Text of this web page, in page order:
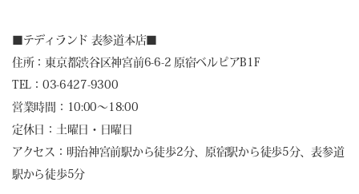
テディランド 表参道本店
住所：東京都渋谷区神宮前6-6-2 原宿ベルピアB1F
TEL：03-6427-9300
営業時間：10:00～18:00
定休日：土曜日・日曜日
アクセス：明治神宮前駅から徒歩2分、原宿駅から徒歩5分、表参道
駅から徒歩5分